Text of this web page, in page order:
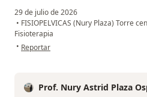
29 de julio de 2026
• FISIOPELVICAS (Nury Plaza) Torre
Fisioterapia
• en opinión del usuario Sergio
Reportar
Prof. Nury Astrid Plaza